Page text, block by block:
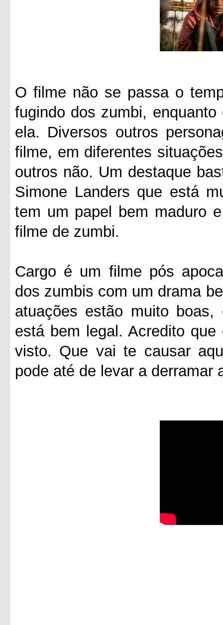
O filme não se passa o
fugindo dos zumbi,
ela. Diversos outros
filme, em diferentes
outros não. Um destaque
Simone Landers que está
tem um papel bem maduro
filme de zumbi.
Cargo é um filme pós
dos zumbis com um drama
atuações estão muito
está bem legal. Acredito
visto. Que vai te causar
pode até de levar a derramar